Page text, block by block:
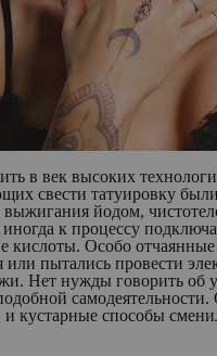
в век высоких
свести татуировку
выжигания йодом,
к процессу
кислоты. Особо
пытались провести
Нет нужды говорить об
и кустарные способы